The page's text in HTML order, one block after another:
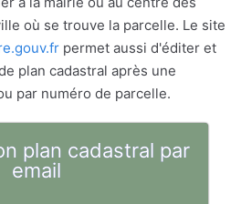
où se trouve la parcelle. Le site
permet aussi d'éditer et
plan cadastral après une
par numéro de parcelle.
plan cadastral par
email